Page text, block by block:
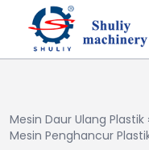
Mesin Daur Ulang Plastik
Mesin Penghancur